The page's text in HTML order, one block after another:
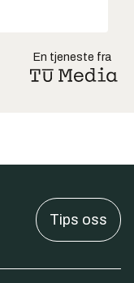
En tjeneste fra
Tips oss